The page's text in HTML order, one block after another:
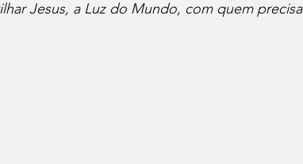
Jesus, a Luz do Mundo, com quem precisa